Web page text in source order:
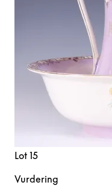
Lot 15
Vurdering